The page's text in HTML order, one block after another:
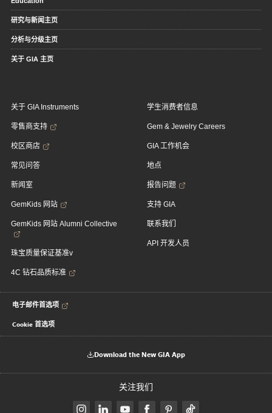
研究与新闻主页
分析与分级主页
关于 GIA 主页
关于 GIA Instruments
零售商支持
校区商店
常见问答
新闻室
GemKids 网站
GemKids 网站 Alumni Collective
珠宝质量保证基准v
4C 钻石品质标准
学生消费者信息
Gem & Jewelry Careers
GIA 工作机会
地点
报告问题
支持 GIA
联系我们
API 开发人员
电子邮件首选项
Cookie 首选项
Download the New GIA App
关注我们